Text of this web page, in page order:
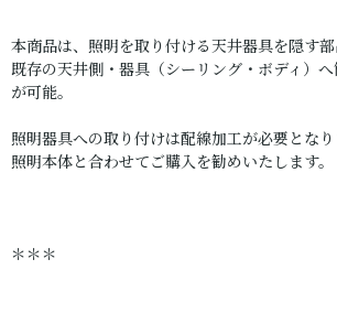
本商品は、照明を取り付ける天井器具を隠す部
既存の天井側・器具（シーリング・ボディ）
が可能。
照明器具への取り付けは配線加工が必要となり
照明本体と合わせてご購入を勧めいたします。
＊＊＊